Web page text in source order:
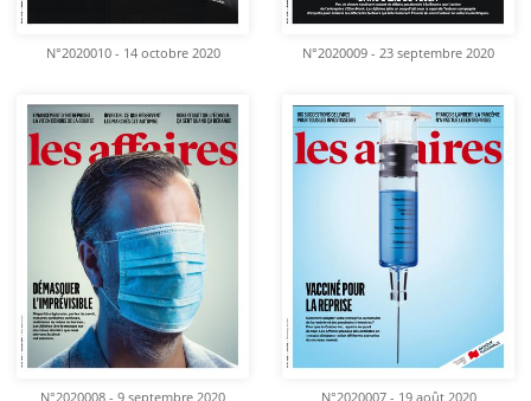
N°2020010 - 14 octobre 2020 N°2020009 - 23 septembre 2020